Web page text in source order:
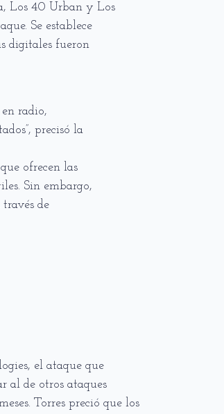
Los 40 Urban y Los
Se establece
digitales fueron
radio,
precisó la
ofrecen las
Sin embargo,
de
el ataque que
al de otros ataques
Torres preció que los